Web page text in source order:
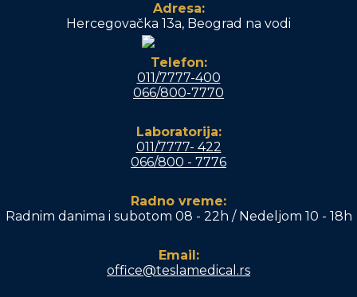
Adresa:
Hercegovačka 13a, Beograd na vodi
Telefon:
011/7777-400
066/800-7770
Laboratorija:
011/7777- 422
066/800 - 7776
Radno vreme:
Radnim danima i subotom 08 - 22h / Nedeljom 10 - 18h
Email:
office@teslamedical.rs